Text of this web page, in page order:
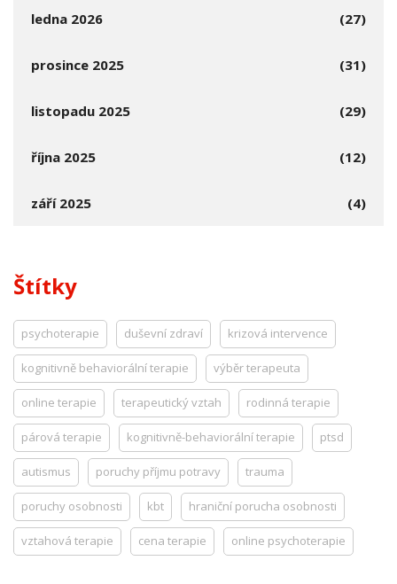
ledna 2026 (27)
prosince 2025 (31)
listopadu 2025 (29)
října 2025 (12)
září 2025 (4)
Štítky
psychoterapie duševní zdraví krizová intervence
kognitivně behaviorální terapie výběr terapeuta
online terapie terapeutický vztah rodinná terapie
párová terapie kognitivně-behaviorální terapie ptsd
autismus poruchy příjmu potravy trauma
poruchy osobnosti kbt hraniční porucha osobnosti
vztahová terapie cena terapie online psychoterapie